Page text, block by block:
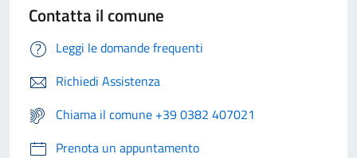
Contatta il comune
Leggi le domande frequenti
Richiedi Assistenza
Chiama il comune +39 0382 407021
Prenota un appuntamento